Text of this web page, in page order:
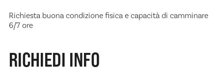
Richiesta buona condizione fisica e capacità di camminare
6/7 ore
RICHIEDI INFO